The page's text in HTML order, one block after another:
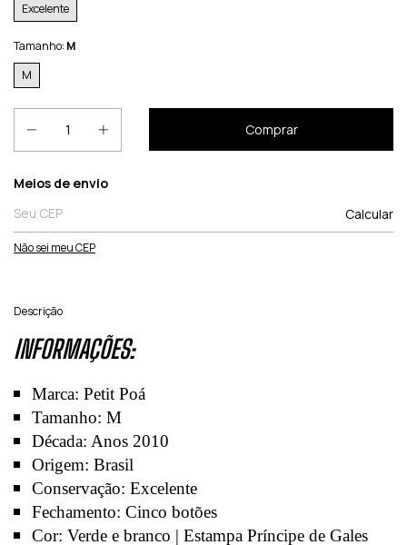
Excelente
Tamanho: M
M
Entregas para o CEP:
Meios de envio
Calcular
Não sei meu CEP
Descrição
INFORMAÇÕES:
Marca: Petit Poá
Tamanho: M
Década: Anos 2010
Origem: Brasil
Conservação: Excelente
Fechamento: Cinco botões
Cor: Verde e branco | Estampa Príncipe de Gales